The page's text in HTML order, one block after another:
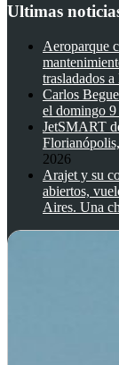
Ultimas
Aeroparque
trasladados a
Carlos
el domingo 9
JetSMART
2026
Arajet y su
abiertos,
Aires. Una